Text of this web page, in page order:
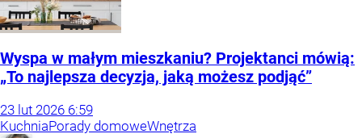
Wyspa w małym mieszkaniu? Projektanci mówią:
„To najlepsza decyzja, jaką możesz podjąć”
23 lut 2026 6:59
KuchniaPorady domoweWnętrza